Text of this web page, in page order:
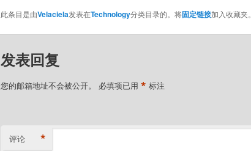
此条目是由Velaciela发表在Technology分类目录的。将固定链接加入收藏夹。
发表回复
您的邮箱地址不会被公开。 必填项已用 * 标注
评论 *